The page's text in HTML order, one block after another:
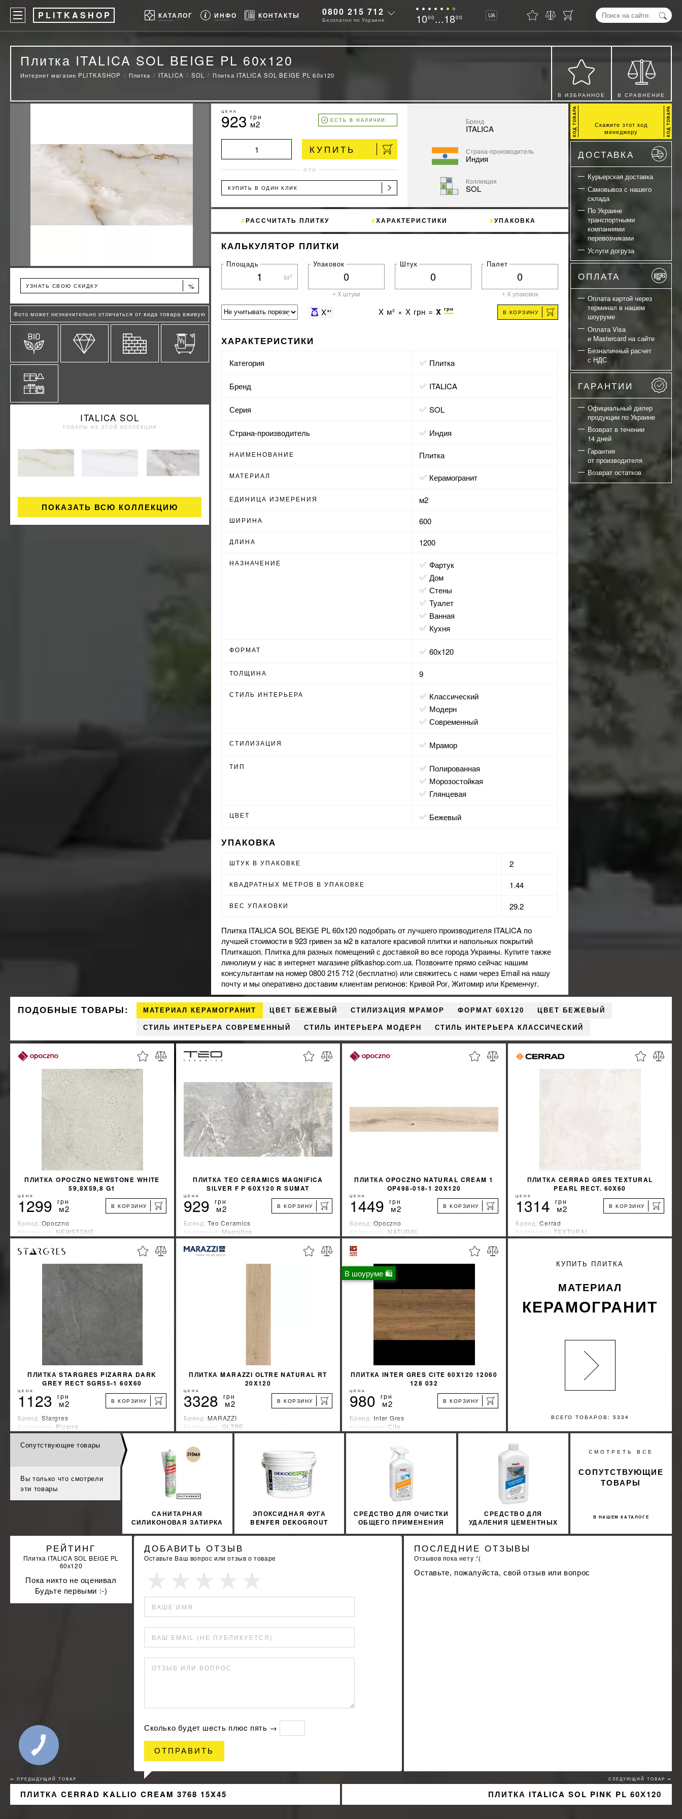
P LITKASHOP КАТАЛОГ ИНФО КОНТАКТЫ 0800 215 712
Бесплатно по Украине 1000 ...1800 UA
Плитка ITALICA SOL BEIGE PL 60х120
Интернет магазин PLITKASHOP Плитка ITALICA SOL Плитка ITALICA SOL BEIGE PL 60х120
В ИЗБРАННОЕ В СРАВНЕНИЕ
УЗНАТЬ СВОЮ СКИДКУ %
Фото может незначительно отличаться от вида товара вживую
ITALICA SOL
ТОВАРЫ ИЗ ЭТОЙ КОЛЛЕКЦИИ
ПОКАЗАТЬ ВСЮ КОЛЛЕКЦИЮ
ЦЕНА
923 грн
м2 ЕСТЬ В НАЛИЧИИ
КУПИТЬ
ИЛИ
КУПИТЬ В ОДИН КЛИК
Бренд
ITALICA
Страна-производитель
Индия
Коллекция
SOL
РАССЧИТАТЬ ПЛИТКУ ХАРАКТЕРИСТИКИ УПАКОВКА
КАЛЬКУЛЯТОР ПЛИТКИ
Площадь
м²
Упаковок
+ X штуки
Штук Палет
+ X упаковок
X кг X м² × X грн = X грн В КОРЗИНУ
ХАРАКТЕРИСТИКИ
Категория Плитка
Бренд ITALICA
Серия SOL
Страна-производитель Индия
НАИМЕНОВАНИЕ Плитка
МАТЕРИАЛ Керамогранит
ЕДИНИЦА ИЗМЕРЕНИЯ м2
ШИРИНА 600
ДЛИНА 1200
НАЗНАЧЕНИЕ
фартук
дом
стены
туалет
ванная
кухня
ФОРМАТ 60x120
ТОЛЩИНА 9
СТИЛЬ ИНТЕРЬЕРА
классический
модерн
современный
СТИЛИЗАЦИЯ мрамор
ТИП
полированная
морозостойкая
глянцевая
ЦВЕТ бежевый
УПАКОВКА
ШТУК В УПАКОВКЕ 2
КВАДРАТНЫХ МЕТРОВ В УПАКОВКЕ 1.44
ВЕС УПАКОВКИ 29.2
Плитка ITALICA SOL BEIGE PL 60х120 подобрать от лучшего производителя ITALICA по
лучшей стоимости в 923 гривен за м2 в каталоге красивой плитки и напольных покрытий
Плиткашоп. Плитка для разных помещений с доставкой во все города Украины. Купите также
линолиуму нас в интернет магазине plitkashop.com.ua. Позвоните прямо сейчас нашим
консультантам на номер 0800 215 712 (бесплатно) или свяжитесь с нами через Email на нашу
почту и мы оперативно доставим клиентам регионов: Кривой Рог, Житомир или Кременчуг.
Скажите этот код
менеджеру
ДОСТАВКА
Курьерская доставка
Самовывоз с нашего
склада
По Украине
транспортными
компаниями
перевозчиками
Услуги догруза
ОПЛАТА
Оплата картой через
терминал в нашем
шоуруме
Оплата Visa
и Mastercard на сайте
Безналичный расчет
с НДС
ГАРАНТИИ
Официальный дилер
продукции по Украине
Возврат в течении
14 дней
Гарантия
от производителя
Возврат остатков
ПОДОБНЫЕ ТОВАРЫ: МАТЕРИАЛ КЕРАМОГРАНИТ ЦВЕТ БЕЖЕВЫЙ СТИЛИЗАЦИЯ МРАМОР ФОРМАТ 60X120 ЦВЕТ БЕЖЕВЫЙ
СТИЛЬ ИНТЕРЬЕРА СОВРЕМЕННЫЙ СТИЛЬ ИНТЕРЬЕРА МОДЕРН СТИЛЬ ИНТЕРЬЕРА КЛАССИЧЕСКИЙ
ПЛИТКА OPOCZNO NEWSTONE WHITE
59,8X59,8 G1
ЦЕНА
1299 грн
м2 В КОРЗИНУ
Бренд:Opoczno
Коллекция: NEWSTONE
Страна-производитель:Польша
УЗНАТЬ СВОЮ СКИДКУ %
КУПИТЬ
ПЛИТКА TEO CERAMICS MAGNIFICA
SILVER F P 60X120 R SUMAT
ЦЕНА
929 грн
м2 В КОРЗИНУ
Бренд:Teo Ceramics
Коллекция: Magnifica
Страна-производитель:Украина
УЗНАТЬ СВОЮ СКИДКУ %
КУПИТЬ
ПЛИТКА OPOCZNO NATURAL CREAM 1
OP498-018-1 20X120
ЦЕНА
1449 грн
м2 В КОРЗИНУ
Бренд:Opoczno
Коллекция: NATURAL
Страна-производитель:Польша
УЗНАТЬ СВОЮ СКИДКУ %
ПЛИТКА CERRAD GRES TEXTURAL
PEARL RECT. 60X60
ЦЕНА
1314 грн
м2 В КОРЗИНУ
Бренд:Cerrad
Коллекция:TEXTURAL
Страна-производитель:Польша
ПЛИТКА STARGRES PIZARRA DARK
GREY RECT SGR55-1 60X60
ЦЕНА
1123 грн
м2 В КОРЗИНУ
Бренд:Stargres
Коллекция: Pizarra
Страна-производитель:Польша
УЗНАТЬ СВОЮ СКИДКУ %
КУПИТЬ
ПЛИТКА MARAZZI OLTRE NATURAL RT
20X120
ЦЕНА
3328 грн
м2 В КОРЗИНУ
Бренд: MARAZZI
Коллекция:OLTRE
Страна-производитель:Италия
УЗНАТЬ СВОЮ СКИДКУ
КУПИТЬ
В шоуруме 🛍
ПЛИТКА INTER GRES CITE 60X120 12060
128 032
ЦЕНА
980 грн
м2 В КОРЗИНУ
Бренд: Inter Gres
Коллекция:Cite
Страна-производитель:Украина
УЗНАТЬ СВОЮ СКИДКУ
КУПИТЬ
ВСЕГО ТОВАРОВ: 5334
КУПИТЬ ПЛИТКА
МАТЕРИАЛ
КЕРАМОГРАНИТ
Сопутствующие товары
Вы только что смотрели
эти товары
САНИТАРНАЯ
СИЛИКОНОВАЯ ЗАТИРКА
ЭПОКСИДНАЯ ФУГА
BENFER DEKOGROUT
СРЕДСТВО ДЛЯ ОЧИСТКИ
ОБЩЕГО ПРИМЕНЕНИЯ
СРЕДСТВО ДЛЯ
УДАЛЕНИЯ ЦЕМЕНТНЫХ
ZSE 718/1 1Л
СМОТРЕТЬ ВСЕ
В НАШЕМ КАТАЛОГЕ
СОПУТСТВУЮЩИЕ
ТОВАРЫ
РЕЙТИНГ
Плитка ITALICA SOL BEIGE PL
60х120
Пока никто не оценивал
Будьте первыми :-)
ДОБАВИТЬ ОТЗЫВ
Оставьте Ваш вопрос или отзыв о товаре
ВАШЕ ИМЯ
ВАШ EMAIL (НЕ ПУБЛИКУЕТСЯ)
ОТЗЫВ ИЛИ ВОПРОС
Сколько будет шeсть плюc пять →
ОТПРАВИТЬ
ПОСЛЕДНИЕ ОТЗЫВЫ
Отзывов пока нету :'(
Оставьте, пожалуйста, свой отзыв или вопрос
↢ ПРЕДЫДУЩИЙ ТОВАР
ПЛИТКА CERRAD KALLIO CREAM 3768 15X45
СЛЕДУЮЩИЙ ТОВАР ↣
ПЛИТКА ITALICA SOL PINK PL 60Х120